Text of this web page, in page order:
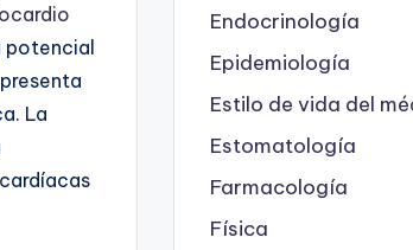
potencial
La
Endocrinología
Epidemiología
Estilo de vida del
Estomatología
Farmacología
Física